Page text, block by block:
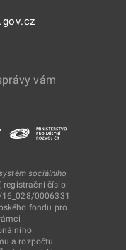
vám
sociálního
, registrační číslo:
0006331
fondu pro
a rozpočtu